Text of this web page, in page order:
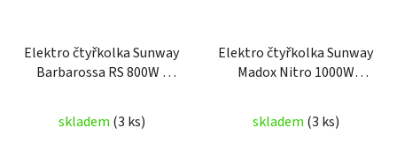
Elektro čtyřkolka Sunway
Barbarossa RS 800W -
skladem (3 ks)
Elektro čtyřkolka Sunway
Madox Nitro 1000W
skladem (3 ks)